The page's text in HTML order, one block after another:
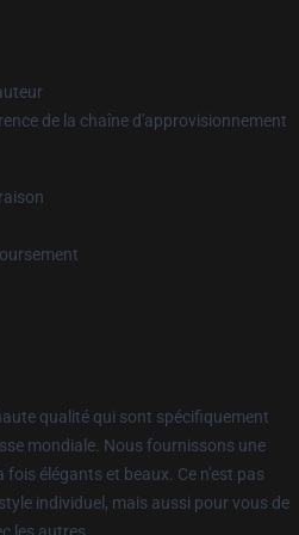
de la chaîne d'approvisionnement
qualité qui sont spécifiquement
mondiale. Nous fournissons une
élégants et beaux. Ce n'est pas
individuel, mais aussi pour vous de